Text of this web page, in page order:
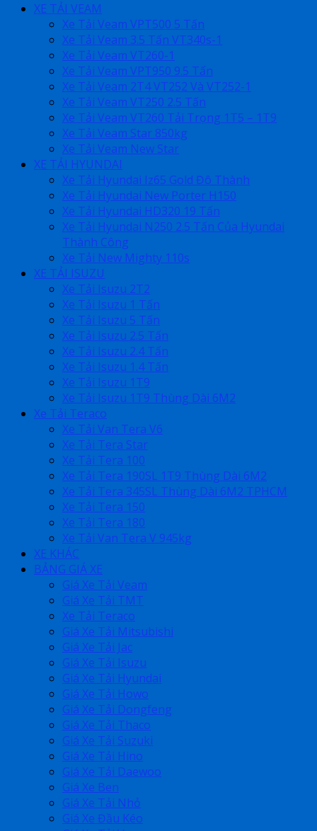
XE TẢI VEAM
Xe Tải Veam VPT500 5 Tấn
Xe Tải Veam 3.5 Tấn VT340s-1
Xe Tải Veam VT260-1
Xe Tải Veam VPT950 9.5 Tấn
Xe Tải Veam 2T4 VT252 Và VT252-1
Xe Tải Veam VT250 2.5 Tấn
Xe Tải Veam VT260 Tải Trọng 1T5 – 1T9
Xe Tải Veam Star 850kg
Xe Tải Veam New Star
XE TẢI HYUNDAI
Xe Tải Hyundai Iz65 Gold Đô Thành
Xe Tải Hyundai New Porter H150
Xe Tải Hyundai HD320 19 Tấn
Xe Tải Hyundai N250 2.5 Tấn Của Hyundai
Thành Công
Xe Tải New Mighty 110s
XE TẢI ISUZU
Xe Tải Isuzu 2T2
Xe Tải Isuzu 1 Tấn
Xe Tải Isuzu 5 Tấn
Xe Tải Isuzu 2.5 Tấn
Xe Tải Isuzu 2.4 Tấn
Xe Tải Isuzu 1.4 Tấn
Xe Tải Isuzu 1T9
Xe Tải Isuzu 1T9 Thùng Dài 6M2
Xe Tải Teraco
Xe Tải Van Tera V6
Xe Tải Tera Star
Xe Tải Tera 100
Xe Tải Tera 190SL 1T9 Thùng Dài 6M2
Xe Tải Tera 345SL Thùng Dài 6M2 TPHCM
Xe Tải Tera 150
Xe Tải Tera 180
Xe Tải Van Tera V 945kg
XE KHÁC
BẢNG GIÁ XE
Giá Xe Tải Veam
Giá Xe Tải TMT
Xe Tải Teraco
Giá Xe Tải Mitsubishi
Giá Xe Tải Jac
Giá Xe Tải Isuzu
Giá Xe Tải Hyundai
Giá Xe Tải Howo
Giá Xe Tải Dongfeng
Giá Xe Tải Thaco
Giá Xe Tải Suzuki
Giá Xe Tải Hino
Giá Xe Tải Daewoo
Giá Xe Ben
Giá Xe Tải Nhỏ
Giá Xe Đầu Kéo